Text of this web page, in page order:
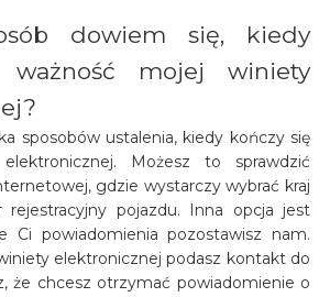
dowiem się, kiedy
ważność mojej winiety
sposobów ustalenia, kiedy kończy się
Możesz to sprawdzić
gdzie wystarczy wybrać kraj
rejestracyjny pojazdu. Inna opcja jest
Ci powiadomienia pozostawisz nam.
elektronicznej podasz kontakt do
że chcesz otrzymać powiadomienie o